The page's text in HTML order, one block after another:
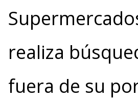
realiza
fuera de su